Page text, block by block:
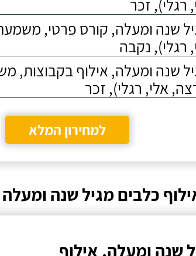
זכר
שנה ומעלה, קורס פרטי,
רגלי), נקבה
שנה ומעלה, אילוף בקבוצות,
אלי, רגלי), זכר
למחירון המלא
כלבים מגיל שנה
שנה ומעלה, אילוף